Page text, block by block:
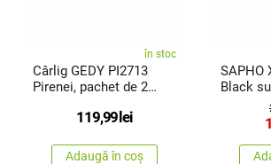
în stoc
Cârlig GEDY PI2713
Pirenei, pachet de 2
119,99 lei
Adaugă în coș
SAPHO
Black